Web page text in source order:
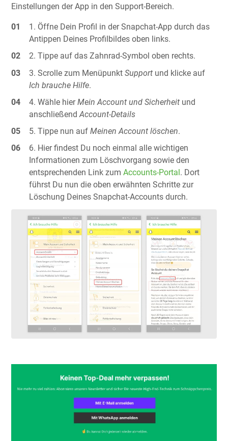
Einstellungen der App in den Support-Bereich.
Öffne Dein Profil in der Snapchat-App durch das
Antippen Deines Profilbildes oben links.
Tippe auf das Zahnrad-Symbol oben rechts.
Scrolle zum MenüpunktSupport und klicke auf
Ich brauche Hilfe.
Wähle hierMein Account und Sicherheit und
anschließendAccount-Details
Tippe nun aufMeinen Account löschen.
Hier findest Du noch einmal alle wichtigen
Informationen zum Löschvorgang sowie den
entsprechenden Link zumAccounts-Portal. Dort
führst Du nun die oben erwähnten Schritte zur
Löschung Deines Snapchat-Accounts durch.